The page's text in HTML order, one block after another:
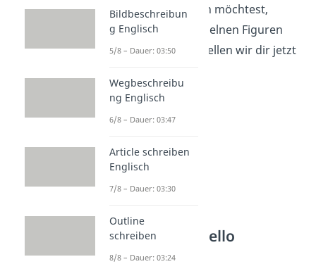
Englischschreiben möchtest,
solltest du die einzelnen Figuren
gut kennen. Die stellen wir dir jetzt
Othello – Othello
Characters
Bildbeschreibun
g Englisch
5/8 – Dauer: 03:50
Wegbeschreibu
ng Englisch
6/8 – Dauer: 03:47
Article schreiben
Englisch
7/8 – Dauer: 03:30
Outline
schreiben
8/8 – Dauer: 03:24